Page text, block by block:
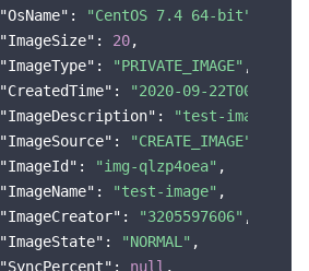
"OsName" : "CentOS 7.4 64-bit"
"ImageSize" : 20,
"ImageType" : "PRIVATE_IMAGE" ,
"CreatedTime" :
"2020-09-
"ImageDescription" : "test-image"
"ImageSource" : "CREATE_IMAGE"
"ImageId" : "img-qlzp4oea" ,
"ImageName" : "test-image" ,
"ImageCreator" : "3205597606" ,
"ImageState" : "NORMAL" ,
"SyncPercent" : null ,